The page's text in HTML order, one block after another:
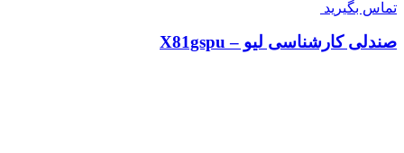
تماس بگیرید
صندلی کارشناسی لیو – X81gspu